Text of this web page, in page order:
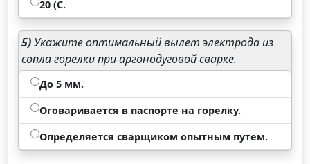
20 (С.
5)Укажите оптимальный вылет электрода из
сопла горелки при аргонодуговой сварке.
До 5 мм.
Оговаривается в паспорте на горелку.
Определяется сварщиком опытным путем.